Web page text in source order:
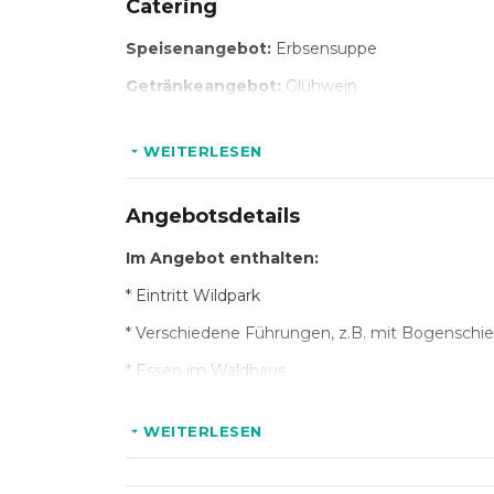
Catering
Speisenangebot: Erbsensuppe
Getränkeangebot: Glühwein
WEITERLESEN
Angebotsdetails
Im Angebot enthalten:
* Eintritt Wildpark
* Verschiedene Führungen, z.B. mit
* Essen im Waldhaus
* Essen im Restaurant
WEITERLESEN